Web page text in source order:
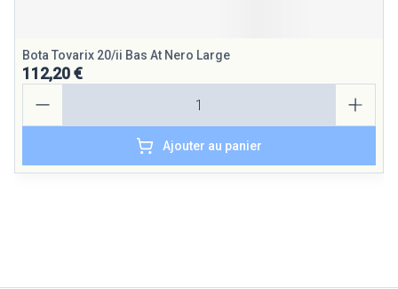
Bota Tovarix 20/ii Bas At Nero Large
112,20 €
Ajouter au panier